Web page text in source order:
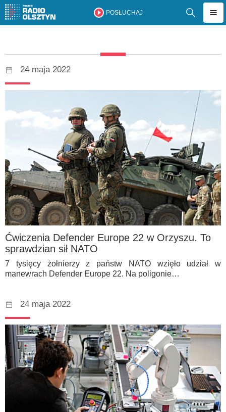
POSŁUCHAJ
24 maja 2022
Ćwiczenia Defender Europe 22 w Orzyszu. To
sprawdzian sił NATO
7 tysięcy żołnierzy z państw NATO wzięło udział w
manewrach Defender Europe 22. Na poligonie…
24 maja 2022